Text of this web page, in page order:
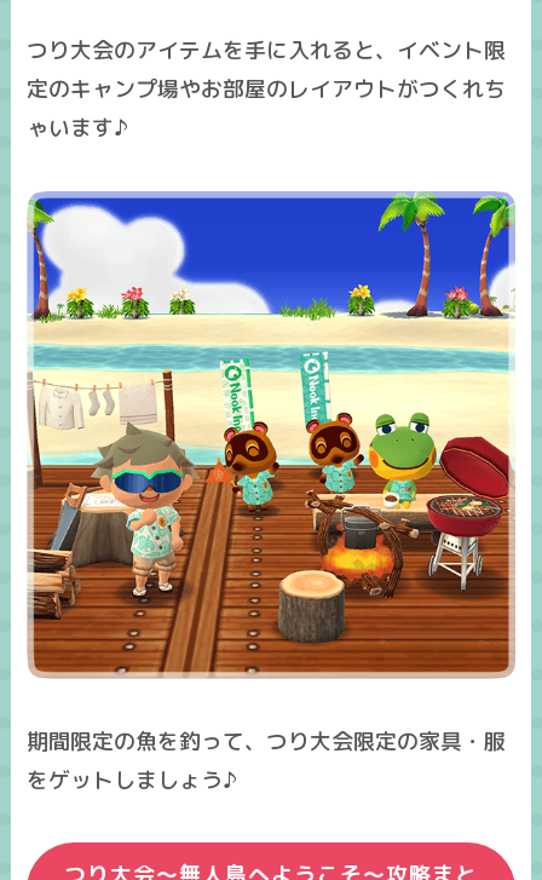
つり大会のアイテムを手に入れると、イベント限
定のキャンプ場やお部屋のレイアウトがつくれち
ゃいます♪
期間限定の魚を釣って、つり大会限定の家具・服
をゲットしましょう♪